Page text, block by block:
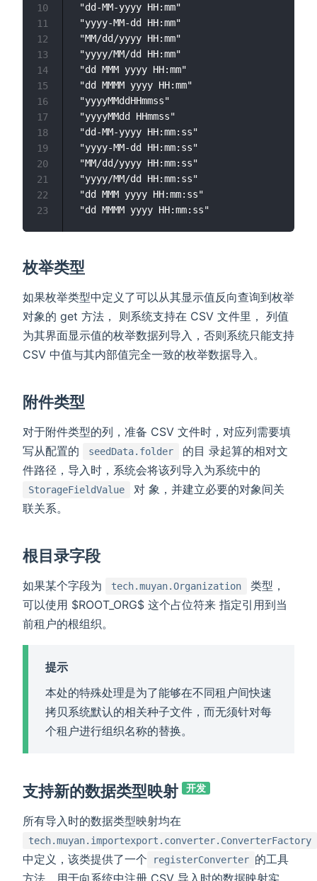
"dd-MM-yyyy HH:mm"
"yyyy-MM-dd HH:mm"
"MM/dd/yyyy HH:mm"
"yyyy/MM/dd HH:mm"
"dd MMM yyyy HH:mm"
"dd MMMM yyyy HH:mm"
"yyyyMMddHHmmss"
"yyyyMMdd HHmmss"
"dd-MM-yyyy HH:mm:ss"
"yyyy-MM-dd HH:mm:ss"
"MM/dd/yyyy HH:mm:ss"
"yyyy/MM/dd HH:mm:ss"
"dd MMM yyyy HH:mm:ss"
10
11
12
13
14
15
16
17
18
19
20
21
22
23
枚举类型
如果枚举类型中定义了可以从其显示值反向查询到枚举
对象的 get 方法， 则系统支持在 CSV 文件里， 列值
为其界面显示值的枚举数据列导入，否则系统只能支持
CSV 中值与其内部值完全一致的枚举数据导入。
附件类型
对于附件类型的列，准备 CSV 文件时，对应列需要填
写从配置的
seedData.folder
的目 录起算的相对文
件路径，导入时，系统会将该列导入为系统中的
StorageFieldValue
对 象，并建立必要的对象间关
联关系。
根目录字段
如果某个字段为 tech.muyan.Organization
类型，
可以使用 $ROOT_ORG$ 这个占位符来 指定引用到当
前租户的根组织。
提示
本处的特殊处理是为了能够在不同租户间快速
拷贝系统默认的相关种子文件，而无须针对每
个租户进行组织名称的替换。
支持新的数据类型映射 开发
所有导入时的数据类型映射均在
tech.muyan.importexport.converter.ConverterFactory
中定义，该类提供了一个 registerConverter 的工具
方法，用于向系统中注册 CSV 导入时的数据映射实